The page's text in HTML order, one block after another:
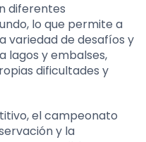
diferentes
lo que permite a
variedad de desafíos y
lagos y embalses,
dificultades y
el campeonato
y la